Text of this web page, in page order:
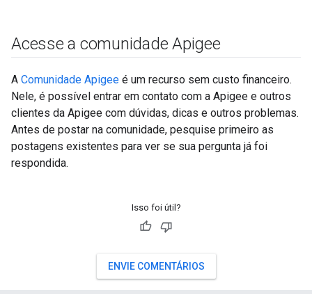
Acesse a comunidade Apigee
A Comunidade Apigee é um recurso sem custo financeiro.
Nele, é possível entrar em contato com a Apigee e outros
clientes da Apigee com dúvidas, dicas e outros problemas.
Antes de postar na comunidade, pesquise primeiro as
postagens existentes para ver se sua pergunta já foi
respondida.
Isso foi útil?
ENVIE COMENTÁRIOS